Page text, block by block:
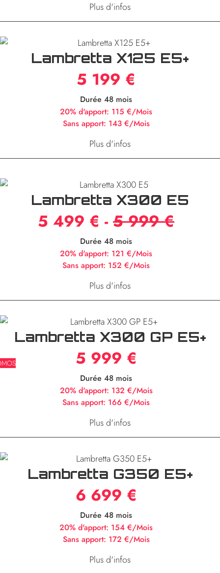
Plus d'infos
Lambretta X125 E5+
5 199 €
Durée 48 mois
20% d'apport: 115 €/Mois
Sans apport: 143 €/Mois
Plus d'infos
Lambretta X300 E5
5 499 € - 5 999 €
Durée 48 mois
20% d'apport: 121 €/Mois
Sans apport: 152 €/Mois
Plus d'infos
Lambretta X300 GP E5+
5 999 €
Durée 48 mois
20% d'apport: 132 €/Mois
Sans apport: 166 €/Mois
Plus d'infos
Lambretta G350 E5+
6 699 €
Durée 48 mois
20% d'apport: 154 €/Mois
Sans apport: 172 €/Mois
Plus d'infos